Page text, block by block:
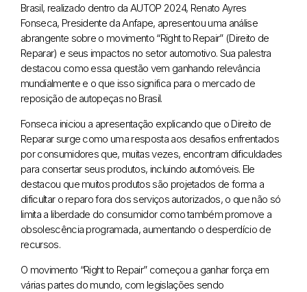
Brasil, realizado dentro da AUTOP 2024, Renato Ayres
Fonseca, Presidente da Anfape, apresentou uma análise
abrangente sobre o movimento “Right to Repair” (Direito de
Reparar) e seus impactos no setor automotivo. Sua palestra
destacou como essa questão vem ganhando relevância
mundialmente e o que isso significa para o mercado de
reposição de autopeças no Brasil.
Fonseca iniciou a apresentação explicando que o Direito de
Reparar surge como uma resposta aos desafios enfrentados
por consumidores que, muitas vezes, encontram dificuldades
para consertar seus produtos, incluindo automóveis. Ele
destacou que muitos produtos são projetados de forma a
dificultar o reparo fora dos serviços autorizados, o que não só
limita a liberdade do consumidor como também promove a
obsolescência programada, aumentando o desperdício de
recursos.
O movimento “Right to Repair” começou a ganhar força em
várias partes do mundo, com legislações sendo